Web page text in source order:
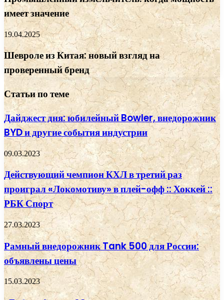
имеет значение
19.04.2025
Шевроле из Китая: новый взгляд на
проверенный бренд
Статьи по теме
Дайджест дня: юбилейный Bowler, внедорожник
BYD и другие события индустрии
09.03.2023
Действующий чемпион КХЛ в третий раз
проиграл «Локомотиву» в плей-офф :: Хоккей ::
РБК Спорт
27.03.2023
Рамный внедорожник Tank 500 для России:
объявлены цены
15.03.2023